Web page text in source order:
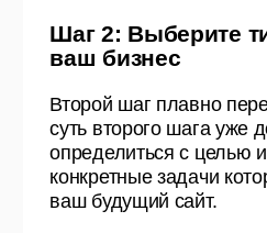
Шаг 2: Выберите
ваш бизнес
Второй шаг плавно
суть второго шага уже
определиться с целью
конкретные задачи
ваш будущий сайт.